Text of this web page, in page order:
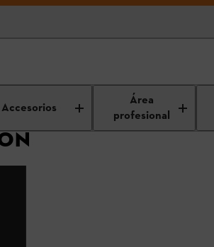
Accesorios
Área
profesional